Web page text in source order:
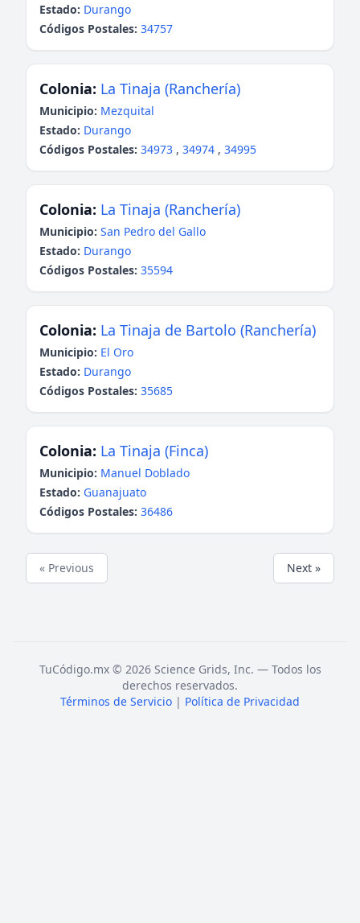
Estado: Durango
Códigos Postales: 34757
Colonia: La Tinaja (Ranchería)
Municipio: Mezquital
Estado: Durango
Códigos Postales: 34973 , 34974 , 34995
Colonia: La Tinaja (Ranchería)
Municipio: San Pedro del Gallo
Estado: Durango
Códigos Postales: 35594
Colonia: La Tinaja de Bartolo (Ranchería)
Municipio: El Oro
Estado: Durango
Códigos Postales: 35685
Colonia: La Tinaja (Finca)
Municipio: Manuel Doblado
Estado: Guanajuato
Códigos Postales: 36486
« Previous Next »
TuCódigo.mx © 2026 Science Grids, Inc. — Todos los
derechos reservados.
Términos de Servicio | Política de Privacidad